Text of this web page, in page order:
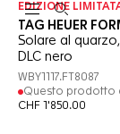
Apri la
EDIZIONE
TAG HEUER
Solare al
DLC nero
WBY1117.FT8087
Questo prodotto
CHF 1'850.00